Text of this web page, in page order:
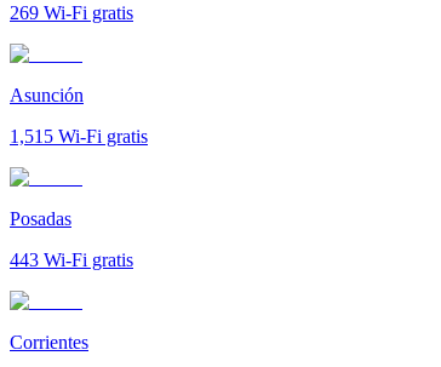
269 Wi-Fi gratis
Asunción
1,515 Wi-Fi gratis
Posadas
443 Wi-Fi gratis
Corrientes